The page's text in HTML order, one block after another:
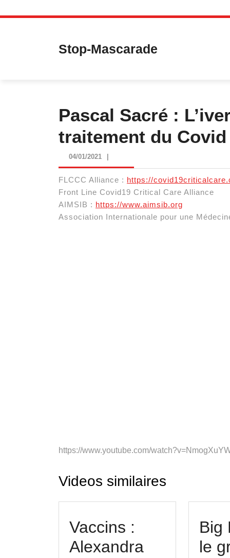
Skip
Stop-Mascarade
Pascal Sacré :
traitement du Covid
04/01/202104/01/2021
FLCCC Alliance : https://
Front Line Covid19 Critical Care Alliance
AIMSIB : https://www.aimsib.org
Association Internationale pour une
https://www.youtube.com/
Videos similaires
Vaccins :
Alexandra
Big
le